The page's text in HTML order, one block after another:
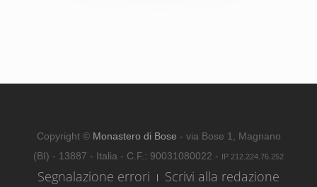
Copyright © Monastero di Bose - via Bose 1, Magnano
(BI) - 13887 - Italia - C.F.: 90031080022 - IP 212.224.76.252
Segnalazione errori
Scrivi alla redazione